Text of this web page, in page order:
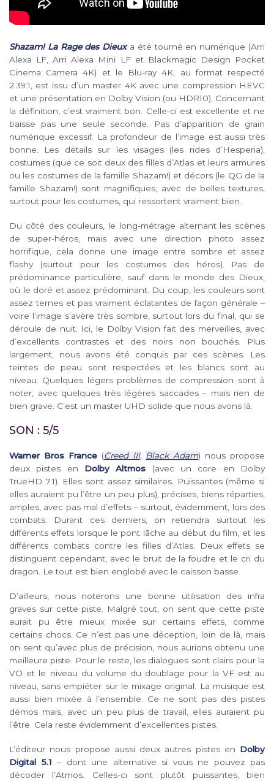
Shazam! La Rage des Dieuxa été tourné en numérique (Arri
Alexa LF, Arri Alexa Mini LF et Blackmagic Design Pocket
Cinema Camera 4K) et le Blu-ray 4K, au format respecté
2.39:1, est issu d’un master 4K avec une compression HEVC
et une présentation en Dolby Vision (ou HDR10). Concernant
la définition, c’est vraiment bon. Celle-ci est excellente et ne
baisse pas une seule seconde. Pas d’apparition de grain
numérique excessif. La profondeur de l’image est aussi très
bonne. Les détails sur les visages (les rides d’Hesperia),
costumes (que ce soit deux des filles d’Atlas et leurs armures
ou les costumes de la famille Shazam!) et décors (le QG de la
famille Shazam!) sont magnifiques, avec de belles textures,
surtout pour les costumes, qui ressortent vraiment bien.
Du côté des couleurs, le long-métrage alternant les scènes
de super-héros, mais avec une direction photo assez
horrifique, cela donne une image entre sombre et assez
flashy (surtout pour les costumes des héros). Pas de
prédominance particulière, sauf dans le monde des Dieux,
où le doré et assez prédominant. Du coup, les couleurs sont
assez ternes et pas vraiment éclatantes de façon générale –
voire l’image s’avère très sombre, surtout lors du final, qui se
déroule de nuit. Ici, le Dolby Vision fait des merveilles, avec
d’excellents contrastes et des noirs non bouchés. Plus
largement, nous avons été conquis par ces scènes. Les
teintes de peau sont respectées et les blancs sont au
niveau. Quelques légers problèmes de compression sont à
noter, avec quelques très légères saccades – mais rien de
bien grave. C’est un master UHD solide que nous avons là.
SON : 5/5
Warner Bros France(Creed III, Black Adam) nous propose
deux pistes en Dolby Altmos (avec un core en Dolby
TrueHD 7.1). Elles sont assez similaires. Puissantes (même si
elles auraient pu l’être un peu plus), précises, biens réparties,
amples, avec pas mal d’effets – surtout, évidemment, lors des
combats. Durant ces derniers, on retiendra surtout les
différents effets lorsque le pont lâche au début du film, et les
différents combats contre les filles d’Atlas. Deux effets se
distinguent cependant, avec le bruit de la foudre et le cri du
dragon. Le tout est bien englobé avec le caisson basse.
D’ailleurs, nous noterons une bonne utilisation des infra
graves sur cette piste. Malgré tout, on sent que cette piste
aurait pu être mieux mixée sur certains effets, comme
certains chocs. Ce n’est pas une déception, loin de là, mais
on sent qu’avec plus de précision, nous aurions obtenu une
meilleure piste. Pour le reste, les dialogues sont clairs pour la
VO et le niveau du volume du doublage pour la VF est au
niveau, sans empiéter sur le mixage original. La musique est
aussi bien mixée à l’ensemble. Ce ne sont pas des pistes
démos mais, avec un peu plus de travail, elles auraient pu
l’être. Cela reste évidemment d’excellentes pistes.
L’éditeur nous propose aussi deux autres pistes en Dolby
Digital 5.1 – dont une alternative si vous ne pouvez pas
décoder l’Atmos. Celles-ci sont plutôt puissantes, bien